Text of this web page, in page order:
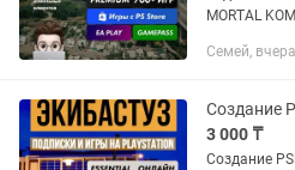
MORTAL KOMBAT 1
PS5 PS4 Пo вcем вопросам писать p,
Семей, вчера
3 000 ₸
Создание